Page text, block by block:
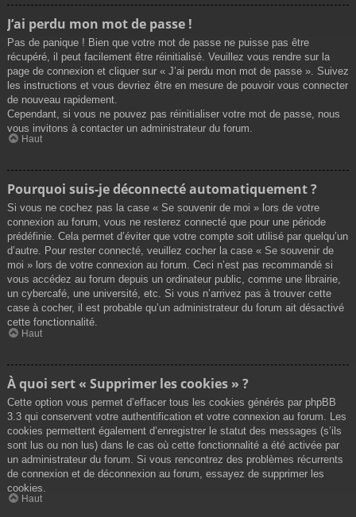
J’ai perdu mon mot de passe !
Pas de panique ! Bien que votre mot de passe ne puisse pas être
récupéré, il peut facilement être réinitialisé. Veuillez vous rendre sur la
page de connexion et cliquer sur « J’ai perdu mon mot de passe ». Suivez
les instructions et vous devriez être en mesure de pouvoir vous connecter
de nouveau rapidement.
Cependant, si vous ne pouvez pas réinitialiser votre mot de passe, nous
vous invitons à contacter un administrateur du forum.
Haut
Pourquoi suis-je déconnecté automatiquement ?
Si vous ne cochez pas la case « Se souvenir de moi » lors de votre
connexion au forum, vous ne resterez connecté que pour une période
prédéfinie. Cela permet d’éviter que votre compte soit utilisé par quelqu’un
d’autre. Pour rester connecté, veuillez cocher la case « Se souvenir de
moi » lors de votre connexion au forum. Ceci n’est pas recommandé si
vous accédez au forum depuis un ordinateur public, comme une librairie,
un cybercafé, une université, etc. Si vous n’arrivez pas à trouver cette
case à cocher, il est probable qu’un administrateur du forum ait désactivé
cette fonctionnalité.
Haut
À quoi sert « Supprimer les cookies » ?
Cette option vous permet d’effacer tous les cookies générés par phpBB
3.3 qui conservent votre authentification et votre connexion au forum. Les
cookies permettent également d’enregistrer le statut des messages (s’ils
sont lus ou non lus) dans le cas où cette fonctionnalité a été activée par
un administrateur du forum. Si vous rencontrez des problèmes récurrents
de connexion et de déconnexion au forum, essayez de supprimer les
cookies.
Haut